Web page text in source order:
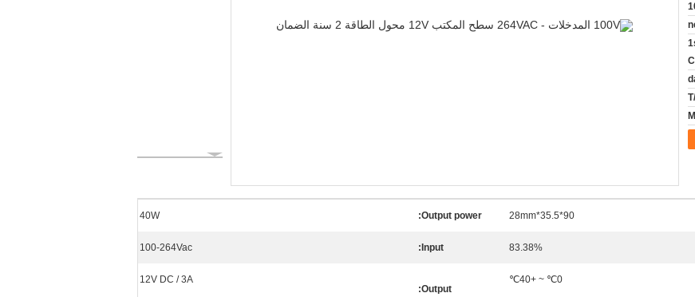
90*35.5*28mm
Output power:
40W
83.38%
Input:
100-264Vac
0℃ ~ +40℃
Output:
12V DC / 3A